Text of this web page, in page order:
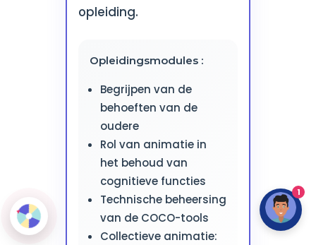
opleiding.
Opleidingsmodules :
Begrijpen van de
behoeften van de
oudere
Rol van animatie in
het behoud van
cognitieve functies
Technische beheersing
van de COCO-tools
Collectieve animatie:
1